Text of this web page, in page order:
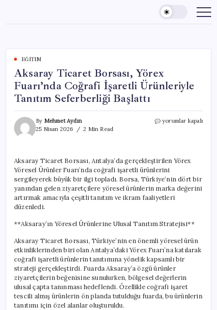
content
EĞITIM
Aksaray Ticaret Borsası, Yörex
Fuarı’nda Coğrafi İşaretli Ürünleriyle
Tanıtım Seferberliği Başlattı
By Mehmet Aydın
25 Nisan 2026
2 Min Read
Aksaray
Coğrafi
İşaretli
Ürünleriyle
Tanıtım
Seferberliği
yorumlar kapalı
Aksaray Ticaret Borsası, Antalya’da gerçekleştirilen Yörex
Yöresel Ürünler Fuarı’nda coğrafi işaretli ürünlerini
sergileyerek büyük bir ilgi topladı. Borsa, Türkiye’nin dört bir
yanından gelen ziyaretçilere yöresel ürünlerin marka değerini
artırmak amacıyla çeşitli tanıtım ve ikram faaliyetleri
düzenledi.
**Aksaray’ın Yöresel Ürünlerine Ulusal Tanıtım Stratejisi**
Aksaray Ticaret Borsası, Türkiye’nin en önemli yöresel ürün
etkinliklerinden biri olan Antalya’daki Yörex Fuarı’na katılarak
coğrafi işaretli ürünlerin tanıtımına yönelik kapsamlı bir
strateji gerçekleştirdi. Fuarda Aksaray’a özgü ürünler
ziyaretçilerin beğenisine sunulurken, bölgesel değerlerin
ulusal çapta tanınması hedeflendi. Özellikle coğrafi işaret
tescili almış ürünlerin ön planda tutulduğu fuarda, bu ürünlerin
tanıtımı için özel alanlar oluşturuldu.